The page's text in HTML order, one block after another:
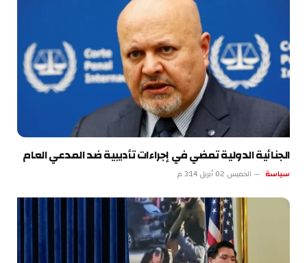
الجنائية الدولية تمضي في إجراءات تأديبية ضد المدعي العام
سياسة الخميس 02 أبريل 3:14 م